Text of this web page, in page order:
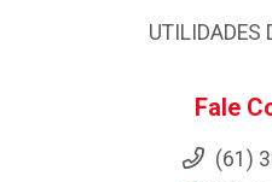
UTILIDADES
Fale
(61)